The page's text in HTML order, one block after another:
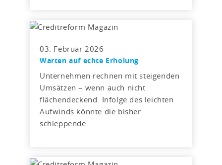
03. Februar 2026
Warten auf echte Erholung
Unternehmen rechnen mit steigenden
Umsätzen – wenn auch nicht
flächendeckend. Infolge des leichten
Aufwinds könnte die bisher
schleppende…